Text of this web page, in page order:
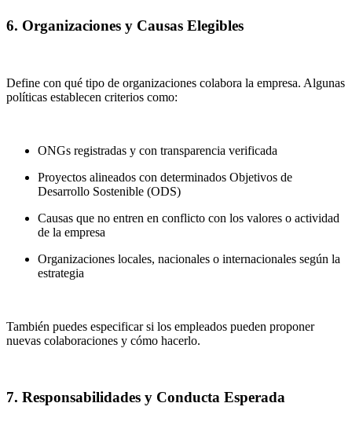
6. Organizaciones y Causas Elegibles
Define con qué tipo de organizaciones colabora la empresa. Algunas
políticas establecen criterios como:
ONGs registradas y con transparencia verificada
Proyectos alineados con determinados Objetivos de
Desarrollo Sostenible (ODS)
Causas que no entren en conflicto con los valores o actividad
de la empresa
Organizaciones locales, nacionales o internacionales según la
estrategia
También puedes especificar si los empleados pueden proponer
nuevas colaboraciones y cómo hacerlo.
7. Responsabilidades y Conducta Esperada